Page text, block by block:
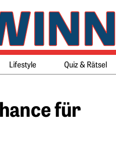
Lifestyle Quiz & Rätsel
für